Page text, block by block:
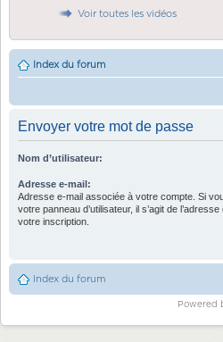
Voir toutes les vidéos
Index du forum
Envoyer votre mot de passe
Nom d’utilisateur:
Adresse e-mail:
Adresse e-mail associée à votre compte. Si
votre panneau d’utilisateur, il s’agit de
votre inscription.
Index du forum
Powered